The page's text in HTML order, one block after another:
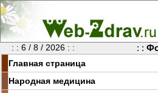
: : 6 / 8 / 2026 : : : :
Главная страница
Народная медицина